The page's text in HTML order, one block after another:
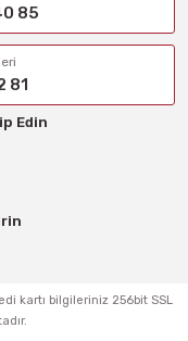
85
81
Edin
kartı bilgileriniz 256bit SSL